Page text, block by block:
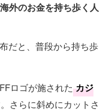
外のお金を持ち歩く人
だと、普段から持ち歩
ロゴが施された カジ
さらに斜めにカットさ